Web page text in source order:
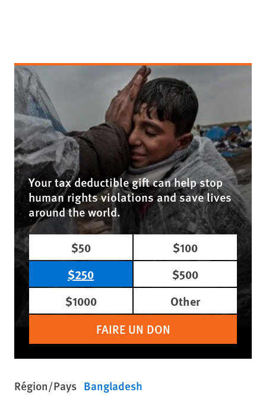
Your tax deductible gift can help stop
human rights violations and save lives
around the world.
$50
$100
$250
$500
$1000
Other
FAIRE UN DON
Région/Pays Bangladesh